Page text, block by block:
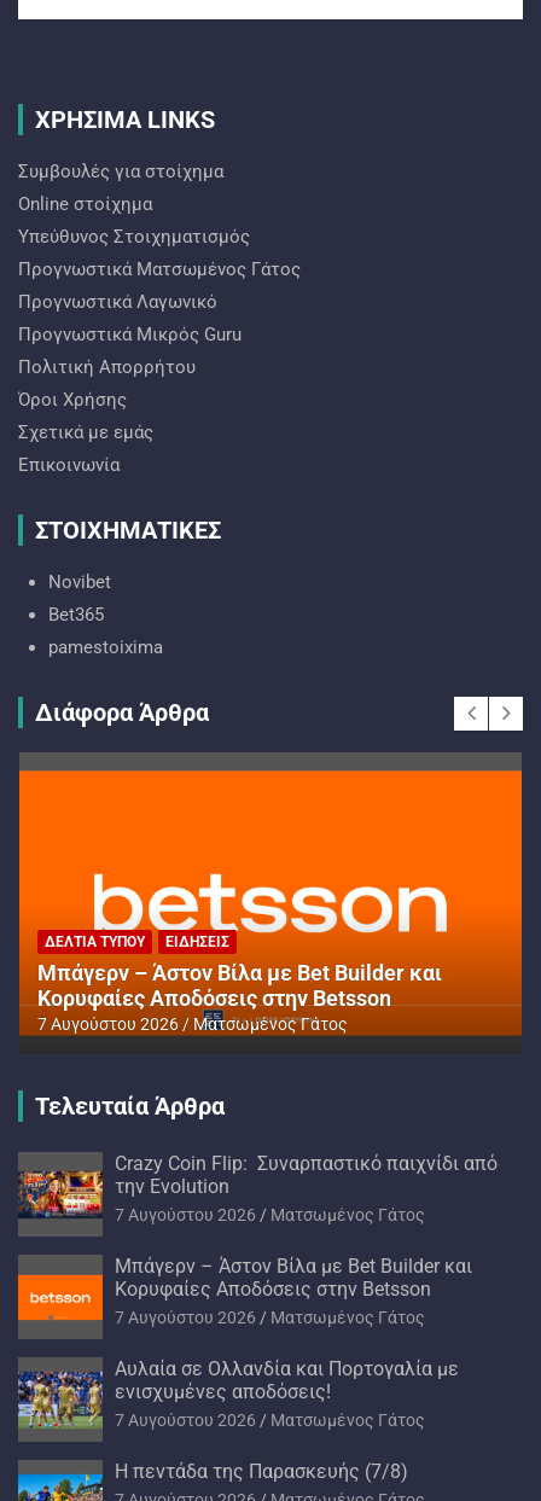
ΧΡΗΣΙΜΑ LINKS
Συμβουλές για στοίχημα
Online στοίχημα
Υπεύθυνος Στοιχηματισμός
Προγνωστικά Ματσωμένος Γάτος
Προγνωστικά Λαγωνικό
Προγνωστικά Mικρός Guru
Πολιτική Απορρήτου
Όροι Χρήσης
Σχετικά με εμάς
Επικοινωνία
ΣΤΟΙΧΗΜΑΤΙΚΕΣ
Novibet
Bet365
pamestoixima
Διάφορα Άρθρα
ΔΕΛΤΊΑ ΤΎΠΟΥ ΕΙΔΉΣΕΙΣ
Μπάγερν – Άστον Βίλα με Bet Builder και
Κορυφαίες Αποδόσεις στην Betsson
7 Αυγούστου 2026 Ματσωμένος Γάτος
Τελευταία Άρθρα
Crazy Coin Flip: Συναρπαστικό παιχνίδι από
την Evolution
7 Αυγούστου 2026 Ματσωμένος Γάτος
Μπάγερν – Άστον Βίλα με Bet Builder και
Κορυφαίες Αποδόσεις στην Betsson
7 Αυγούστου 2026 Ματσωμένος Γάτος
Αυλαία σε Ολλανδία και Πορτογαλία με
ενισχυμένες αποδόσεις!
7 Αυγούστου 2026 Ματσωμένος Γάτος
H πεντάδα της Παρασκευής (7/8)